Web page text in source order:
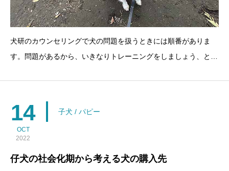
犬研のカウンセリングで犬の問題を扱うときには順番がありま
す。問題があるから、いきなりトレーニングをしましょう、とい
って、吠えることが増えた場合、背中の痛みがおさまらな
14
OCT
2022
子犬 / パピー
仔犬の社会化期から考える犬の購入先